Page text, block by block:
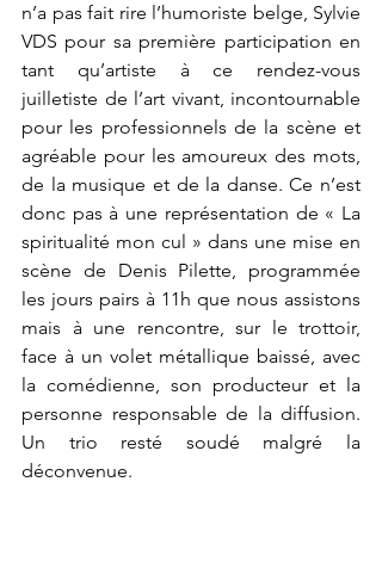
n’a pas fait rire l’humoriste belge, Sylvie
VDS pour sa première participation en
tant qu’artiste à ce rendez-vous
juilletiste de l’art vivant, incontournable
pour les professionnels de la scène et
agréable pour les amoureux des mots,
de la musique et de la danse. Ce n’est
donc pas à une représentation de « La
spiritualité mon cul » dans une mise en
scène de Denis Pilette, programmée
les jours pairs à 11h que nous assistons
mais à une rencontre, sur le trottoir,
face à un volet métallique baissé, avec
la comédienne, son producteur et la
personne responsable de la diffusion.
Un trio resté soudé malgré la
déconvenue.